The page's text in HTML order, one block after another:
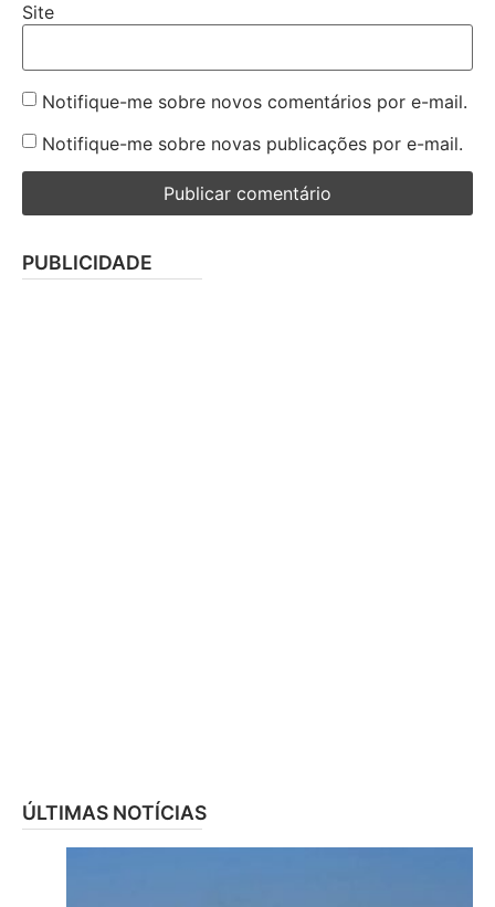
Site
Notifique-me sobre novos comentários por e-mail.
Notifique-me sobre novas publicações por e-mail.
PUBLICIDADE
ÚLTIMAS NOTÍCIAS